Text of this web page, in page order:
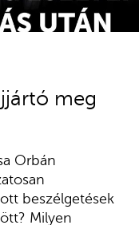
meg
Orbán
beszélgetések
Milyen